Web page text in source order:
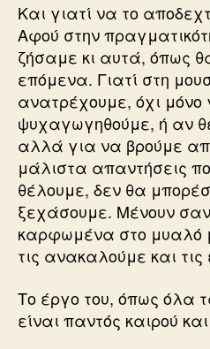
Και γιατί να το
Αφού στην
ζήσαμε κι αυτά, όπως
επόμενα. Γιατί στη
ανατρέχουμε, όχι μόνο
ψυχαγωγηθούμε, ή αν
αλλά για να βρούμε
μάλιστα απαντήσεις
θέλουμε, δεν θα
ξεχάσουμε. Μένουν
καρφωμένα στο μυαλό
τις ανακαλούμε και
Το έργο του, όπως όλα
είναι παντός καιρού